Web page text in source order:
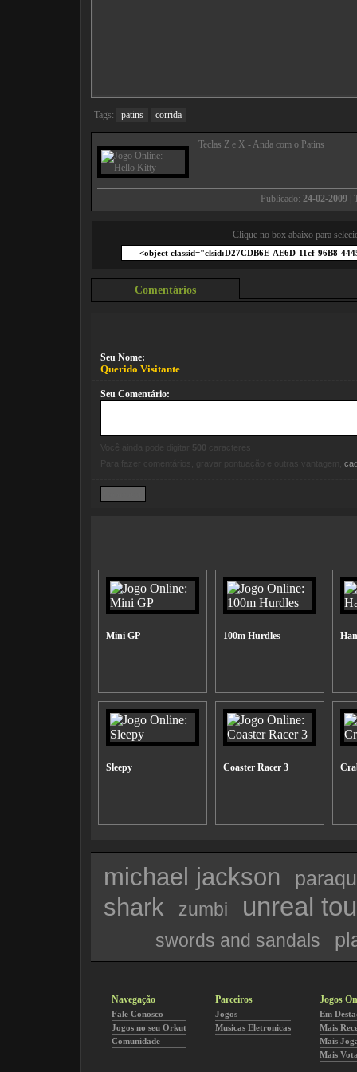
Tags: patins corrida
Teclas Z e X - Anda com o Patins
Publicado: 24-02-2009 |
Clique no box abaixo para
Comentários
Seu Nome:
Querido Visitante
Seu Comentário:
500
Para fazer comentários, gravar pontuação e outras vantagem,
Mini GP 100m Hurdles
Sleepy Coaster Racer 3
michael jackson
shark zumbi unreal
swords and sandals
Navegação
Fale Conosco
Jogos no seu Orkut
Comunidade
Parceiros
Jogos
Musicas Eletronicas
Jogos
Em
Mais
Mais
Mais